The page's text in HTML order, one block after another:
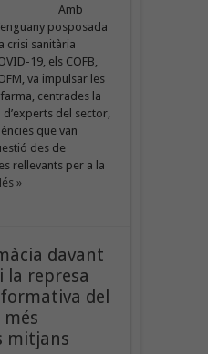
Amb
posposada
crisi sanitària
19, els COFB,
va impulsar les
centrades la
del sector,
que van
des de
rellevants per a la
»
davant
la represa
del
més
mitjans